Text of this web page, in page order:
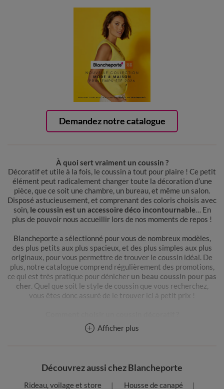
Demandez notre catalogue
À quoi sert vraiment un coussin ?
Décoratif et utile à la fois, le coussin a tout pour plaire ! Ce petit
élément peut radicalement changer toute la décoration d’une
pièce, que ce soit une chambre, un bureau, et même un salon.
Disposé astucieusement, et comprenant des coloris choisis avec
soin, le coussin est un accessoire déco incontournable… En
plus de pouvoir nous accueillir lors de nos moments de repos !
Blancheporte a sélectionné pour vous de nombreux modèles,
des plus petits aux plus spacieux, et des plus simples aux plus
originaux, pour vous permettre de trouver le coussin idéal. De
plus, notre catalogue comprend régulièrement des promotions,
ce qui est très pratique pour dénicher un beau coussin pour pas
cher. Quel que soit le style de coussin que vous recherchez,
vous êtes donc assuré de le trouver ici à petit prix !
En quelle matière choisir un coussin ?
Vous trouverez dans notrecatalogue Blancheporte des
Afficher plus
Découvrez aussi chez Blancheporte
Rideau, voilage et store
Housse de canapé